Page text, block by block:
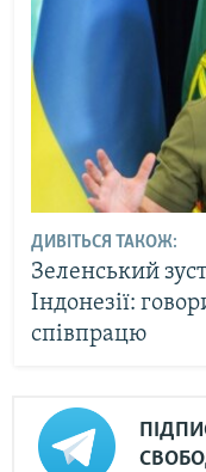
ДИВІТЬСЯ ТАКОЖ:
Зеленський
Індонезії:
співпрацю